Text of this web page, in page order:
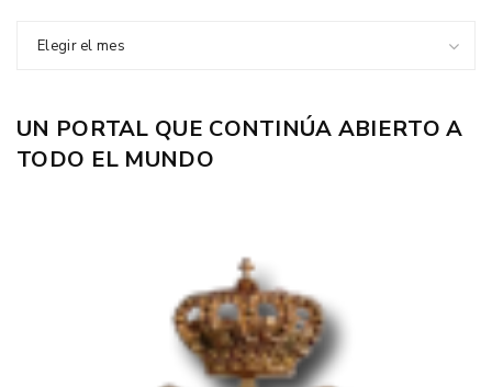
Elegir el mes
UN PORTAL QUE CONTINÚA ABIERTO A
TODO EL MUNDO